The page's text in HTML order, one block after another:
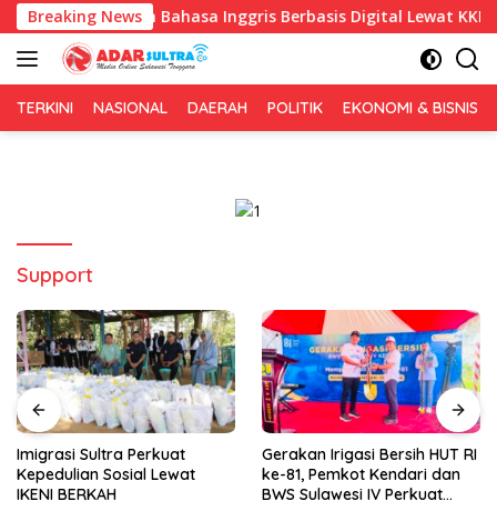
Langsung
ke
konten
Breaking NewsBahasa Inggris Berbasis Digital Lewat KKN
TERKINI NASIONAL DAERAH POLITIK EKONOMI & BISNIS
Support
Imigrasi Sultra Perkuat
Kepedulian Sosial Lewat
IKENI BERKAH
Gerakan Irigasi Bersih HUT RI
ke-81, Pemkot Kendari dan
BWS Sulawesi IV Perkuat